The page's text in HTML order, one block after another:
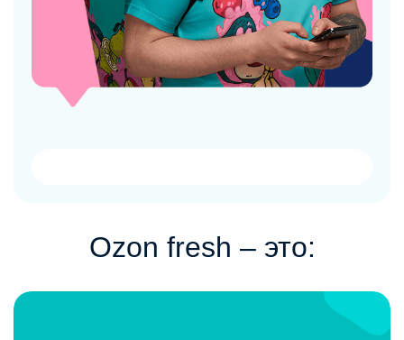
Ozon fresh ‒ это: